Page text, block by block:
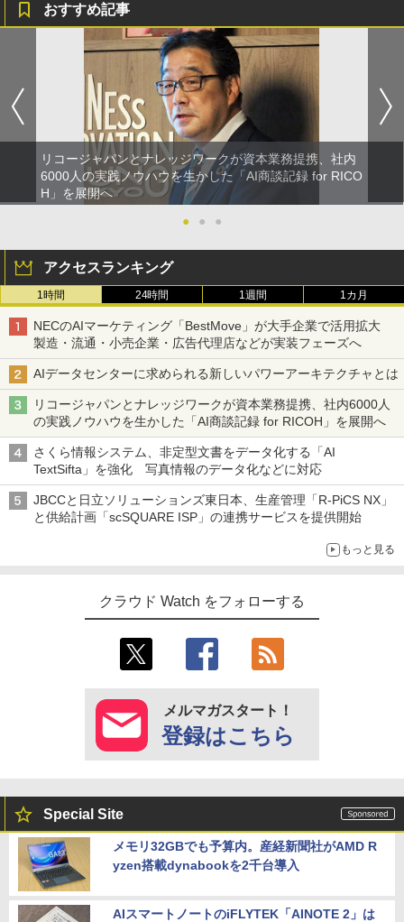
おすすめ記事
リコージャパンとナレッジワークが資本業務提携、社内
6000人の実践ノウハウを生かした「AI商談記録 for RICO
H」を展開へ
●
● ●
アクセスランキング
1時間 24時間 1週間 1カ月
NECのAIマーケティング「BestMove」が大手企業で活用拡大
製造・流通・小売企業・広告代理店などが実装フェーズへ
AIデータセンターに求められる新しいパワーアーキテクチャとは
リコージャパンとナレッジワークが資本業務提携、社内6000人
の実践ノウハウを生かした「AI商談記録 for RICOH」を展開へ
さくら情報システム、非定型文書をデータ化する「AI
TextSifta」を強化 写真情報のデータ化などに対応
JBCCと日立ソリューションズ東日本、生産管理「R-PiCS NX」
と供給計画「scSQUARE ISP」の連携サービスを提供開始
もっと見る
クラウド Watch をフォローする
メルマガスタート！
登録はこちら
Special Site
メモリ32GBでも予算内。産経新聞社がAMD R
yzen搭載dynabookを2千台導入
AIスマートノートのiFLYTEK「AINOTE 2」は